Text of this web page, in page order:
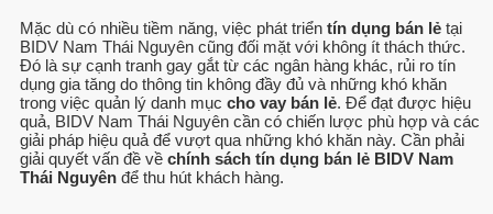
Mặc dù có nhiều tiềm năng, việc phát triển tín dụng bán lẻ tại
BIDV Nam Thái Nguyên cũng đối mặt với không ít thách thức.
Đó là sự cạnh tranh gay gắt từ các ngân hàng khác, rủi ro tín
dụng gia tăng do thông tin không đầy đủ và những khó khăn
trong việc quản lý danh mục cho vay bán lẻ. Để đạt được hiệu
quả, BIDV Nam Thái Nguyên cần có chiến lược phù hợp và các
giải pháp hiệu quả để vượt qua những khó khăn này. Cần phải
giải quyết vấn đề về chính sách tín dụng bán lẻ BIDV Nam
Thái Nguyên để thu hút khách hàng.